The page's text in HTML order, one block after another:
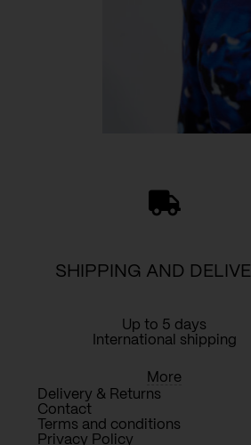
SHIPPING AND
Up to 5 days
International shipping
More
Delivery & Returns
Contact
Terms and conditions
Privacy Policy